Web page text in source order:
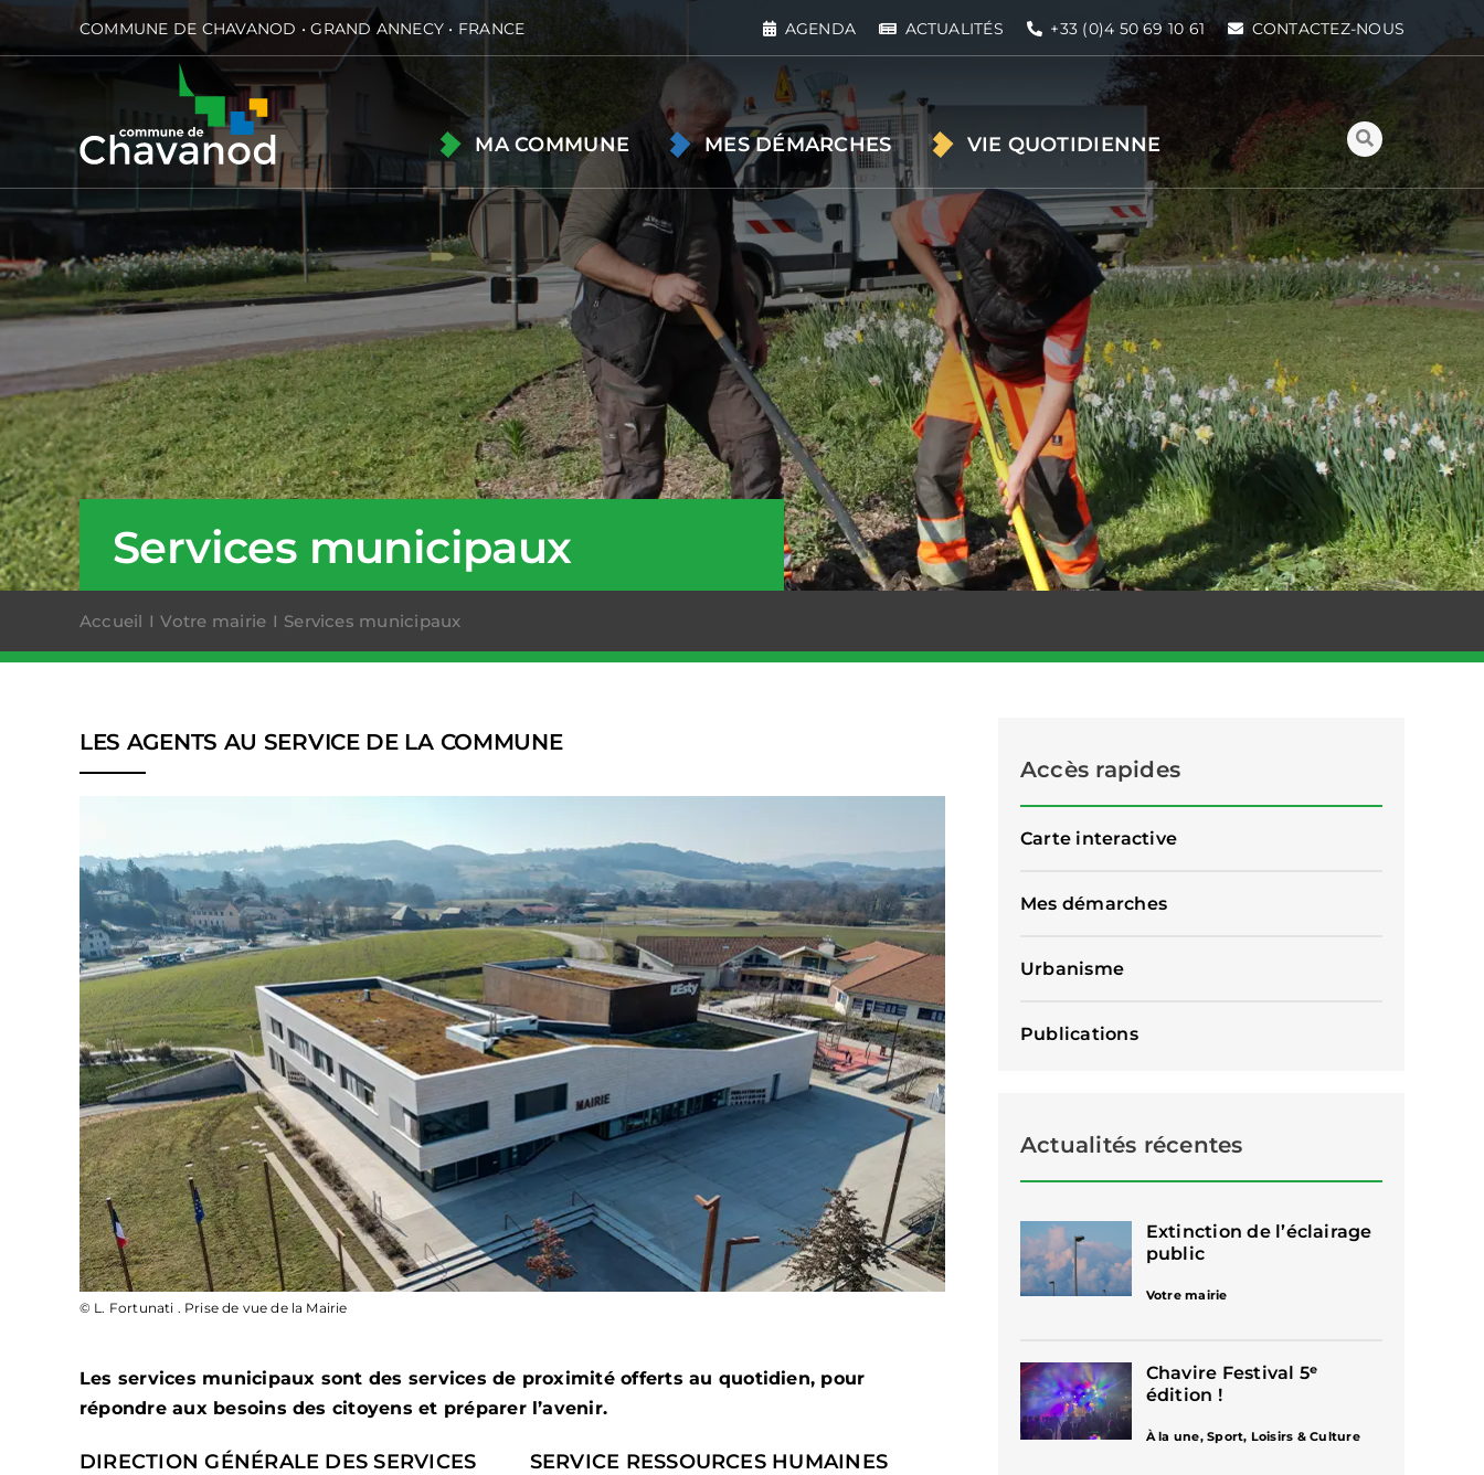
COMMUNE DE CHAVANOD • GRAND ANNECY • FRANCE AGENDA ACTUALITÉS +33 (0)4 50 69 10 61 CONTACTEZ-NOUS
MA COMMUNE MES DÉMARCHES VIE QUOTIDIENNE
Services municipaux
Accueil Votre mairie Services municipaux
LES AGENTS AU SERVICE DE LA COMMUNE
© L. Fortunati . Prise de vue de la Mairie
Les services municipaux sont des services de proximité offerts au quotidien, pour
répondre aux besoins des citoyens et préparer l’avenir.
DIRECTION GÉNÉRALE DES SERVICES SERVICE RESSOURCES HUMAINES
Accès rapides
Carte interactive
Mes démarches
Urbanisme
Publications
Actualités récentes
Extinction de l’éclairage
public
Votre mairie
Chavire Festival 5ᵉ
édition !
À la une,Sport, Loisirs & Culture